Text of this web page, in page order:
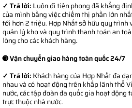
✓ Trả lời: Luôn đi tiên phong đã khẳng
của mình bằng việc chiếm thị phần lớn
tới hơn 2 triệu. Hợp Nhất sở hữu quy trình
quản lý kho và quy trình thanh toán an
lòng cho các khách hàng.
➌ Vận chuyển giao hàng toàn quốc 24/7
✓ Trả lời: Khách hàng của Hợp Nhất đa
nhau và có hoạt động trên khắp lãnh thổ
nước, các tập đoàn đa quốc gia hoạt động
trực thuộc nhà nước.